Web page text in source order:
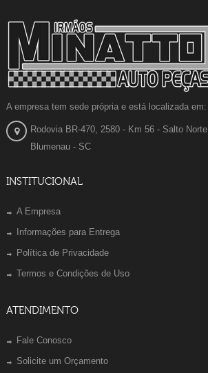
A empresa tem sede própria e está localizada em:
Rodovia BR-470, 2580 - Km 56 - Salto Norte
Blumenau - SC
INSTITUCIONAL
A Empresa
Informações para Entrega
Política de Privacidade
Termos e Condições de Uso
ATENDIMENTO
Fale Conosco
Solicite um Orçamento